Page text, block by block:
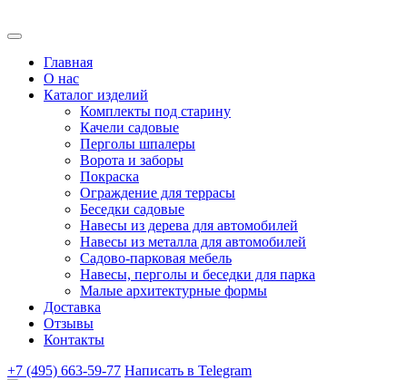
Главная
О нас
Каталог изделий
Комплекты под старину
Качели садовые
Перголы шпалеры
Ворота и заборы
Покраска
Ограждение для террасы
Беседки садовые
Навесы из дерева для автомобилей
Навесы из металла для автомобилей
Садово-парковая мебель
Навесы, перголы и беседки для парка
Малые архитектурные формы
Доставка
Отзывы
Контакты
+7 (495) 663-59-77 Написать в Telegram